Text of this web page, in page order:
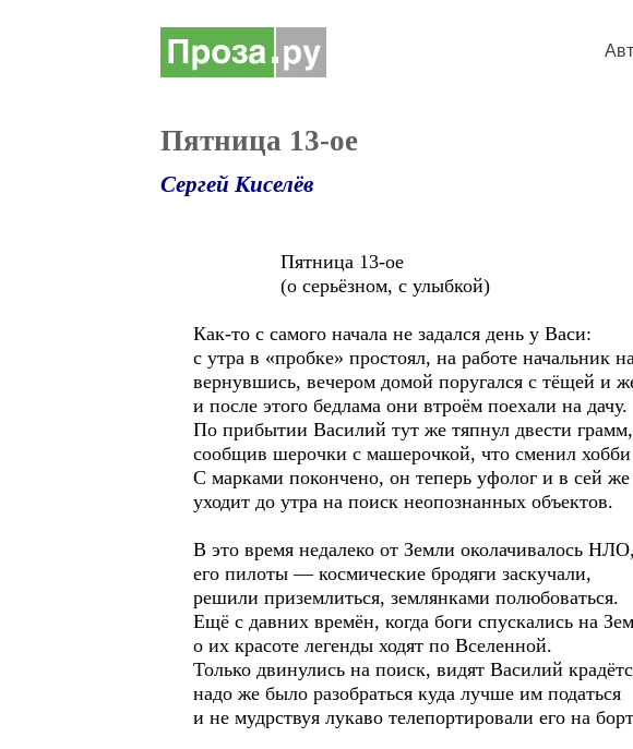
Пятница 13-ое
Сергей Киселёв
Пятница 13-ое
(о серьёзном, с улыбкой)
Как-то с самого начала не задался день у Васи:
с утра в «пробке» простоял, на работе начальник
вернувшись, вечером домой поругался с тёщей и
и после этого бедлама они втроём поехали на дачу.
По прибытии Василий тут же тяпнул двести грамм,
сообщив шерочки с машерочкой, что сменил хобби
С марками покончено, он теперь уфолог и в сей же
уходит до утра на поиск неопознанных объектов.
В это время недалеко от Земли околачивалось НЛО,
его пилоты — космические бродяги заскучали,
решили приземлиться, землянками полюбоваться.
Ещё с давних времён, когда боги спускались на
о их красоте легенды ходят по Вселенной.
Только двинулись на поиск, видят Василий
надо же было разобраться куда лучше им податься
и не мудрствуя лукаво телепортировали его на